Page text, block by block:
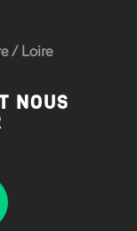
/Loire
NOUS